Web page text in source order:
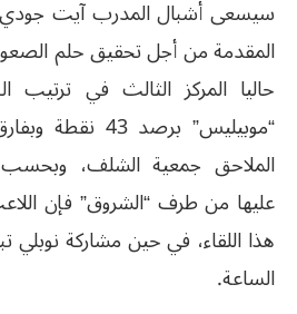
سيسعى أشبال المدرب آيت جودي
المقدمة من أجل تحقيق حلم
حاليا المركز الثالث في ترتيب
“موبيليس” برصد
الملاحق جمعية الشلف،
عليها من طرف “الشروق” فإن
هذا اللقاء، في حين مشاركة نوبلي
الساعة.